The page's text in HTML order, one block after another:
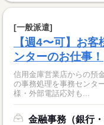
[一般派遣]
【週4〜可】お
ンターのお仕事！
信用金庫営業店からの預
の事務処理を事務センタ
様・外部電話応対も...
金融事務（銀行・